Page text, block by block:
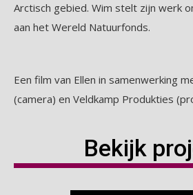
Arctisch gebied. Wim stelt zijn werk
aan het Wereld Natuurfonds.
Een film van Ellen in samenwerking
(camera) en Veldkamp Produkties
Bekijk